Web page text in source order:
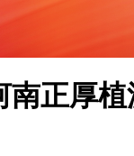
南正厚